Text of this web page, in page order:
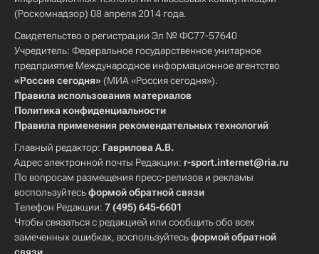
(Роскомнадзор) 08 апреля 2014 года.
Свидетельство о регистрации Эл № ФС77-57640
Учредитель: Федеральное государственное унитарное
предприятие Международное информационное агентство
«Россия сегодня» (МИА «Россия сегодня»).
Правила использования материалов
Политика конфиденциальности
Правила применения рекомендательных технологий
Главный редактор: Гаврилова А.В.
Адрес электронной почты Редакции: r-sport.internet@ria.ru
По вопросам размещения пресс-релизов и рекламы
воспользуйтесьформой обратной связи
Телефон Редакции: 7 (495) 645-6601
Чтобы связаться с редакцией или сообщить обо всех
замеченных ошибках, воспользуйтесьформой обратной